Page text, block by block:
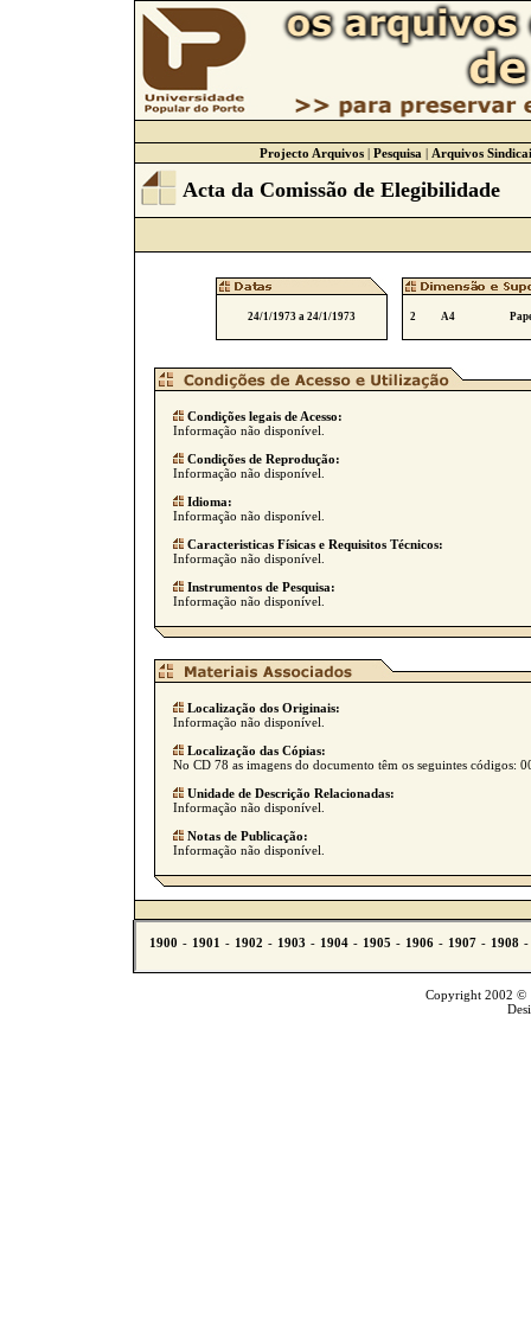
Projecto Arquivos| Pesquisa | Arquivos
Acta da Comissão de Elegibilidade
24/1/1973 a 24/1/1973 2 A4
Condições legais de Acesso:
Informação não disponível.
Condições de Reprodução:
Informação não disponível.
Idioma:
Informação não disponível.
Caracteristicas Físicas e Requisitos Técnicos:
Informação não disponível.
Instrumentos de Pesquisa:
Informação não disponível.
Localização dos Originais:
Informação não disponível.
Localização das Cópias:
No CD 78 as imagens do documento têm os seguintes códigos:
Unidade de Descrição Relacionadas:
Informação não disponível.
Notas de Publicação:
Informação não disponível.
Copyright 2002 ©